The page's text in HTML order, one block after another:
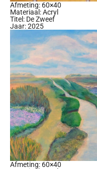
Afmeting: 60×40
Materiaal: Acryl
Titel: De Zweef
Jaar: 2025
Afmeting: 60×40